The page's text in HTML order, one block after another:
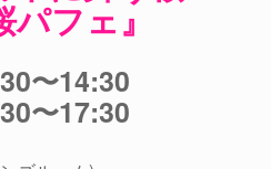
パフェ』
〜14:30
〜17:30